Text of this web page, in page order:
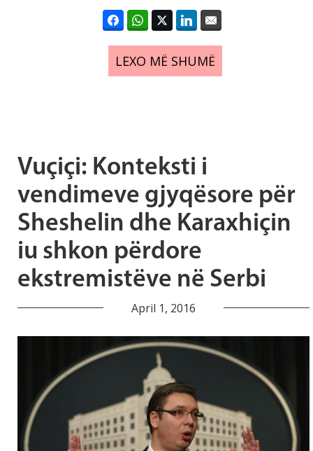
LEXO MË SHUMË
Vuçiçi: Konteksti i
vendimeve gjyqësore për
Sheshelin dhe Karaxhiçin
iu shkon përdore
ekstremistëve në Serbi
April 1, 2016